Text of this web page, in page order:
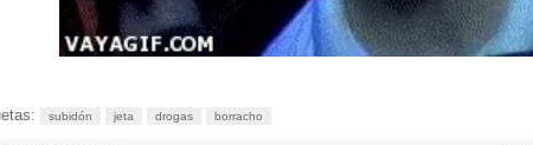
subidón jeta drogas borracho